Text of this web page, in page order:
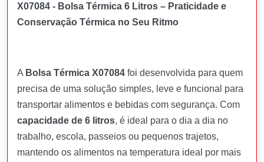
X07084 - Bolsa Térmica 6 Litros – Praticidade e
Conservação Térmica no Seu Ritmo
A Bolsa Térmica X07084 foi desenvolvida para quem
precisa de uma solução simples, leve e funcional para
transportar alimentos e bebidas com segurança. Com
capacidade de 6 litros, é ideal para o dia a dia no
trabalho, escola, passeios ou pequenos trajetos,
mantendo os alimentos na temperatura ideal por mais